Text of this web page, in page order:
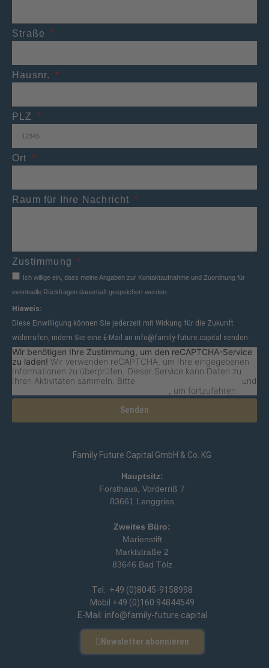
Straße
Hausnr.
PLZ
Ort
Raum für Ihre Nachricht
Zustimmung
Ich willige ein, dass meine Angaben zur Kontaktaufnahme und Zuordnung für
eventuelle Rückfragen dauerhaft gespeichert werden.
Hinweis:
Diese Einwilligung können Sie jederzeit mit Wirkung für die Zukunft
widerrufen, indem Sie eine E-Mail an info@family-future.capital senden.
Wir benötigen Ihre Zustimmung, um den reCAPTCHA-Service
zu laden! Wir verwenden reCAPTCHA, um Ihre eingegebenen
Informationen zu überprüfen. Dieser Service kann Daten zu
Ihren Aktivitäten sammeln. Bitte
und
, um fortzufahren.
Senden
Family Future Capital GmbH & Co. KG
Hauptsitz:
Forsthaus, Vorderriß 7
83661 Lenggries
Zweites Büro:
Marienstift
Marktstraße 2
83646 Bad Tölz
Tel. +49 (0)8045-9158998
Mobil +49 (0)160 94844549
E-Mail: info@family-future.capital
Newsletter abonnieren